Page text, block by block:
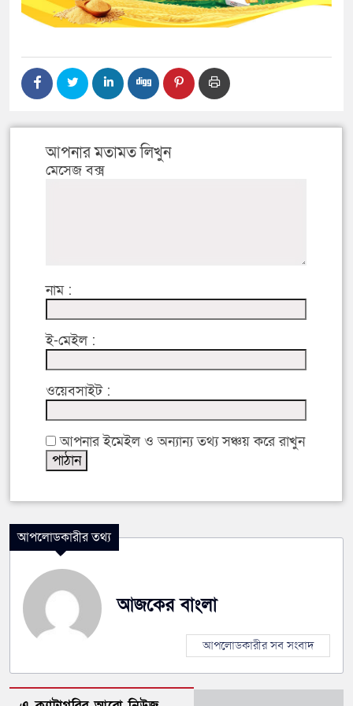
আপনার মতামত লিখুন
মেসেজ বক্স
নাম :
ই-মেইল :
ওয়েবসাইট :
আপনার ইমেইল ও অন্যান্য তথ্য সঞ্চয় করে রাখুন
আপলোডকারীর তথ্য
আজকের বাংলা
আপলোডকারীর সব সংবাদ